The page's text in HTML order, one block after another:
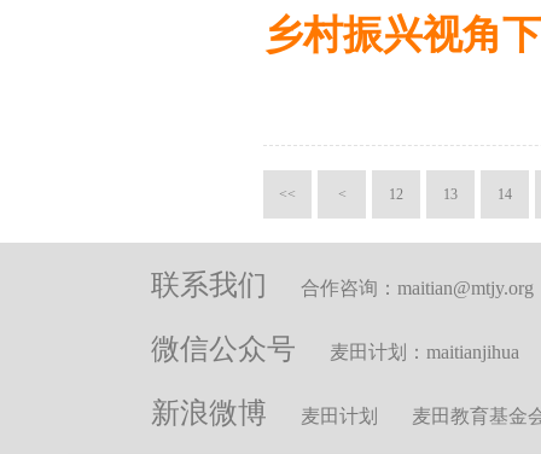
乡村振兴视角
<< < 12 13 14
联系我们 合作咨询：maitian@mtjy.org
微信公众号 麦田计划：maitianjihua
新浪微博 麦田计划 麦田教育基金